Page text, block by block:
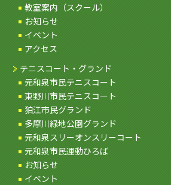
教室案内（スクール）
お知らせ
イベント
アクセス
テニスコート・グランド
元和泉市民テニスコート
東野川市民テニスコート
狛江市民グランド
多摩川緑地公園グランド
元和泉スリーオンスリーコート
元和泉市民運動ひろば
お知らせ
イベント